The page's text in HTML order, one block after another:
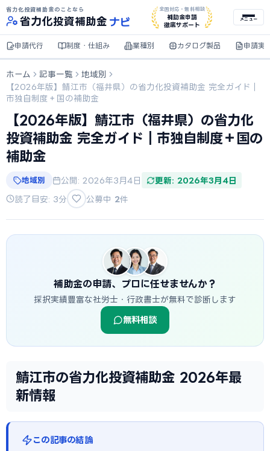
省力化投資補助金のことなら
省力化投資補助金 ナビ
全国対応・無料相談
補助金申請
徹底サポート
メニュー
申請代行 制度・仕組み 業種別 カタログ製品 申請実
ホーム 記事一覧
地域別
【2026年版】鯖江市（福井県）の省力化投資補助金 完全ガイド｜
市独自制度＋国の補助金
【2026年版】鯖江市（福井県）の省力化
投資補助金 完全ガイド｜市独自制度＋国の
補助金
地域別 公開: 2026年3月4日 更新: 2026年3月4日
読了目安: 3分 公募中 2件
補助金の申請、プロに任せませんか？
採択実績豊富な社労士・行政書士が無料で診断します
無料相談
鯖江市の省力化投資補助金 2026年最
新情報
この記事の結論